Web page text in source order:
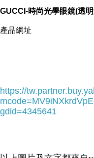
GUCCI-時尚光學眼鏡(透
產品網址
https://
gdid=4345641